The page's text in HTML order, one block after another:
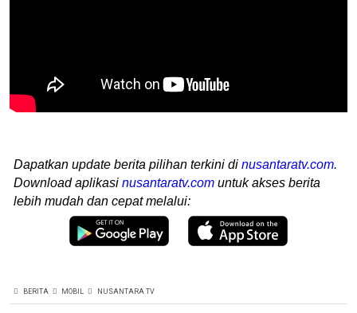
Dapatkan update berita pilihan terkini di nusantaratv.com.
Download aplikasi nusantaratv.com untuk akses berita
lebih mudah dan cepat melalui:
BERITA MOBIL NUSANTARA TV